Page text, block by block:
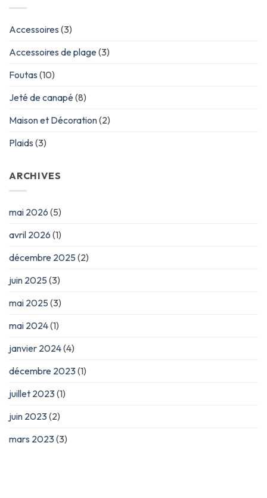
Accessoires (3)
Accessoires de plage(3)
Foutas (10)
Jeté de canapé(8)
Maison et Décoration(2)
Plaids (3)
ARCHIVES
mai 2026 (5)
avril 2026 (1)
décembre 2025(2)
juin 2025(3)
mai 2025(3)
mai 2024(1)
janvier 2024(4)
décembre 2023(1)
juillet 2023(1)
juin 2023(2)
mars 2023(3)